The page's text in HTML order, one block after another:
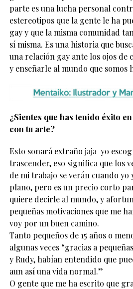
parte es una lucha personal
estereotipos que la gente le ha
gay y que la misma comunidad
sí misma. Es una historia que
una relación gay ante los ojos de
y enseñarle al mundo que somos
¿Sientes que has tenido éxito
con tu arte?
Esto sonará extraño jaja yo
trascender, eso significa que los
de mi trabajo se verán cuando yo
plano, pero es un precio corto
quiere decirle al mundo, y
pequeñas motivaciones que me
voy por un buen camino.
Tanto pequeños de 15 años o
algunas veces “gracias a
y Rudy, habían entendido que
aun así una vida normal.”
O gente que me ha escrito que